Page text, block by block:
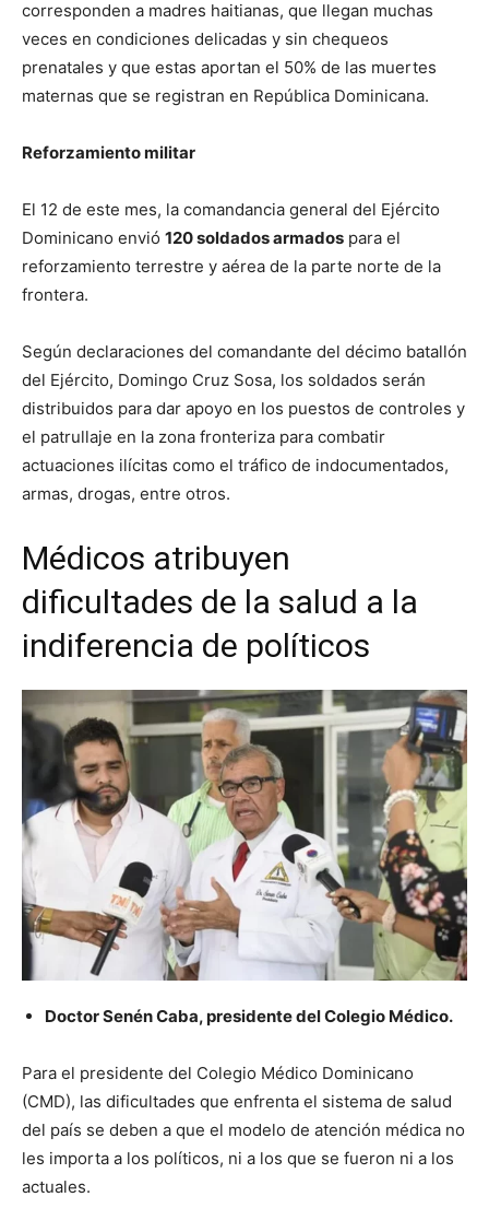
corresponden a madres haitianas, que llegan muchas
veces en condiciones delicadas y sin chequeos
prenatales y que estas aportan el 50% de las muertes
maternas que se registran en República Dominicana.
Reforzamiento militar
El 12 de este mes, la comandancia general del Ejército
Dominicano envió 120 soldados armados para el
reforzamiento terrestre y aérea de la parte norte de la
frontera.
Según declaraciones del comandante del décimo batallón
del Ejército, Domingo Cruz Sosa, los soldados serán
distribuidos para dar apoyo en los puestos de controles y
el patrullaje en la zona fronteriza para combatir
actuaciones ilícitas como el tráfico de indocumentados,
armas, drogas, entre otros.
Médicos atribuyen
dificultades de la salud a la
indiferencia de políticos
Doctor Senén Caba, presidente del Colegio Médico.
Para el presidente del Colegio Médico Dominicano
(CMD), las dificultades que enfrenta el sistema de salud
del país se deben a que el modelo de atención médica no
les importa a los políticos, ni a los que se fueron ni a los
actuales.